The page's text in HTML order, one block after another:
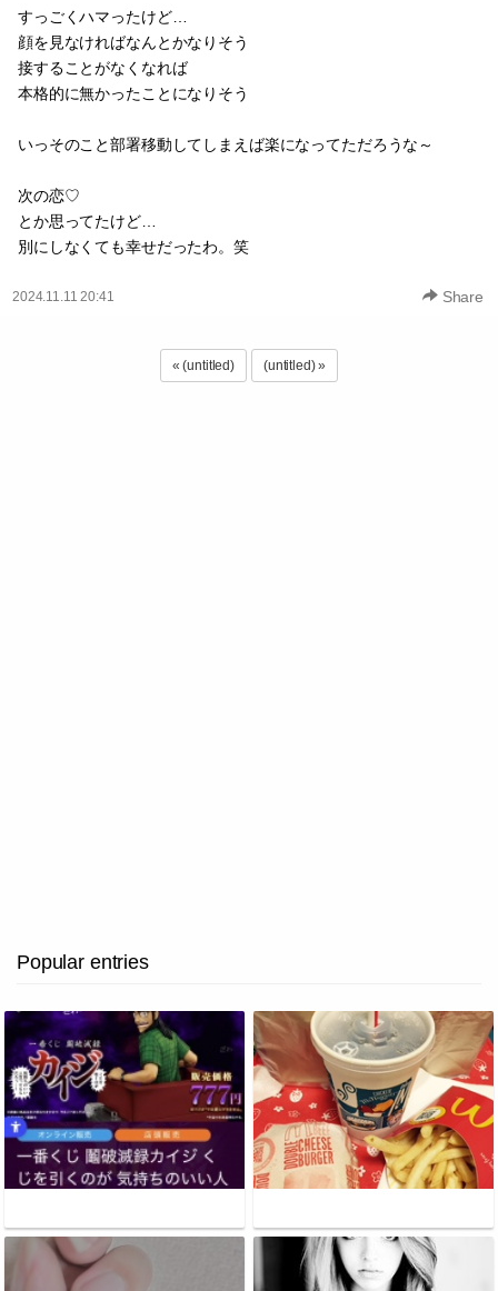
すっごくハマったけど…
顔を見なければなんとかなりそう
接することがなくなれば
本格的に無かったことになりそう
いっそのこと部署移動してしまえば楽になってただろうな～
次の恋♡
とか思ってたけど…
別にしなくても幸せだったわ。笑
2024.11.11 20:41 Share
« (untitled) (untitled) »
Popular entries